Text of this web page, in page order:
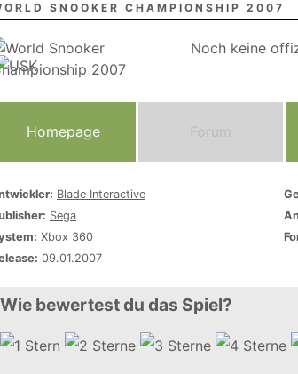
SNOOKER CHAMPIONSHIP 2007
Noch keine
Homepage Forum
Blade Interactive
Sega
Xbox 360
09.01.2007
Wie bewertest du das Spiel?